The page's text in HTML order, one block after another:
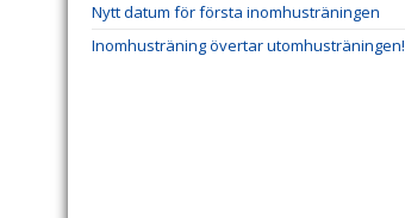
Nytt datum för första inomhusträningen
Inomhusträning övertar utomhusträningen!